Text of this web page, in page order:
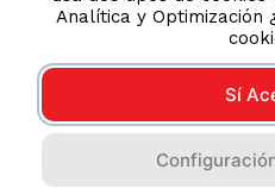
Analítica y Optimización
Sí